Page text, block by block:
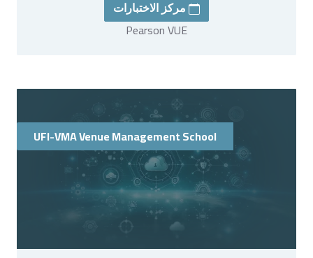
مركز الاختبارات
Pearson VUE
UFI-VMA Venue Management School